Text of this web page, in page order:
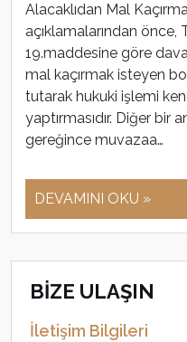
Alacaklıdan Mal
açıklamalarından önce,
19.maddesine göre
mal kaçırmak isteyen
tutarak hukuki işlemi
yaptırmasıdır. Diğer bir
gereğince muvazaa…
DEVAMINI OKU »
BİZE ULAŞIN
İletişim Bilgileri